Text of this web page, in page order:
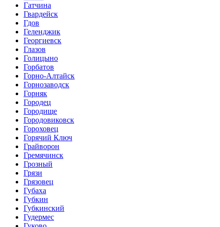
Гатчина
Гвардейск
Гдов
Геленджик
Георгиевск
Глазов
Голицыно
Горбатов
Горно-Алтайск
Горнозаводск
Горняк
Городец
Городище
Городовиковск
Гороховец
Горячий Ключ
Грайворон
Гремячинск
Грозный
Грязи
Грязовец
Губаха
Губкин
Губкинский
Гудермес